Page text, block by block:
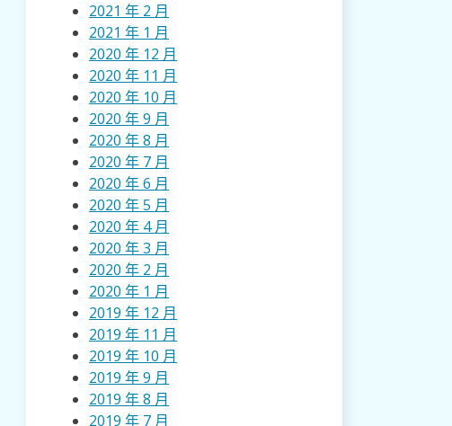
2021 年 2 月
2021 年 1 月
2020 年 12 月
2020 年 11 月
2020 年 10 月
2020 年 9 月
2020 年 8 月
2020 年 7 月
2020 年 6 月
2020 年 5 月
2020 年 4 月
2020 年 3 月
2020 年 2 月
2020 年 1 月
2019 年 12 月
2019 年 11 月
2019 年 10 月
2019 年 9 月
2019 年 8 月
2019 年 7 月